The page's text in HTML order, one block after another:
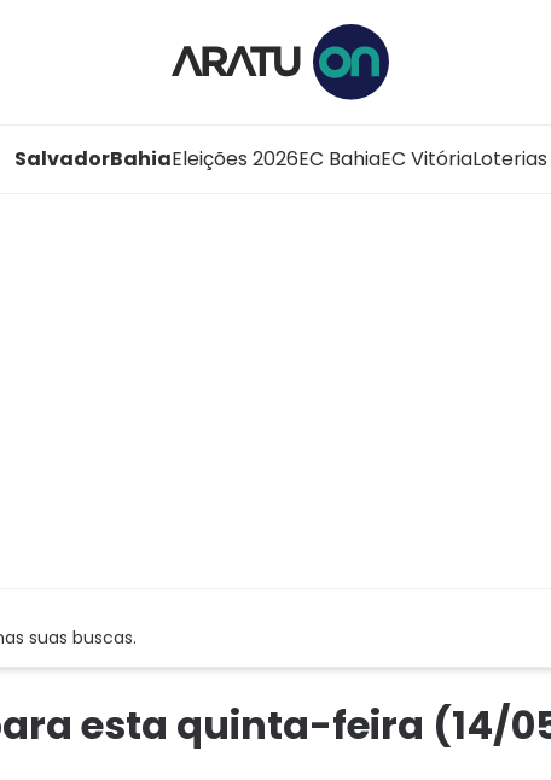
SalvadorBahiaEleições 2026EC BahiaEC VitóriaLoterias
suas buscas.
esta quinta-feira (14/